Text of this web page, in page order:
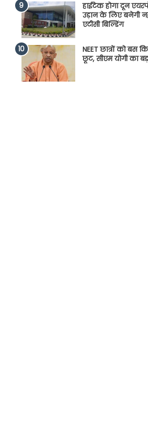
हाईटेक होगा दून
उड़ान के लिए बनेगी
एटीसी बिल्डिंग
NEET छात्रों को बस
छूट, सीएम योगी का